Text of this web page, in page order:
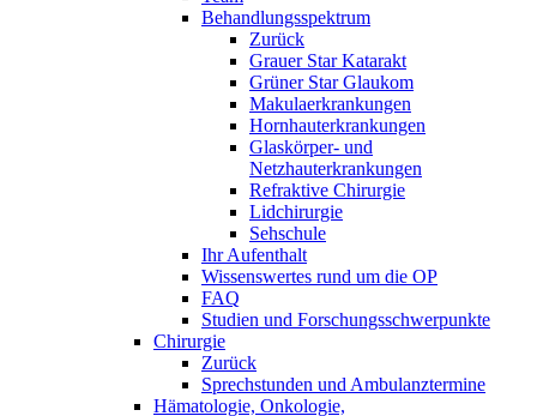
Behandlungsspektrum
Zurück
Grauer Star Katarakt
Grüner Star Glaukom
Makulaerkrankungen
Hornhauterkrankungen
Glaskörper- und
Netzhauterkrankungen
Refraktive Chirurgie
Lidchirurgie
Sehschule
Ihr Aufenthalt
Wissenswertes rund um die OP
FAQ
Studien und Forschungsschwerpunkte
Chirurgie
Zurück
Sprechstunden und Ambulanztermine
Hämatologie, Onkologie,